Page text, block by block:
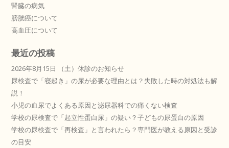
腎臓の病気
膀胱癌について
高血圧について
最近の投稿
2026年8月15日 （土）休診のお知らせ
尿検査で「寝起き」の尿が必要な理由とは？失敗した時の対処法も解
説！
小児の血尿でよくある原因と泌尿器科での痛くない検査
学校の尿検査で「起立性蛋白尿」の疑い？子どもの尿蛋白の原因
学校の尿検査で「再検査」と言われたら？専門医が教える原因と受診
の目安